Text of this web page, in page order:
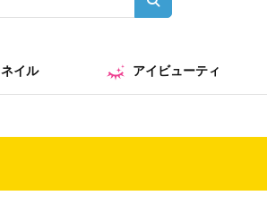
ネイル アイビューティ